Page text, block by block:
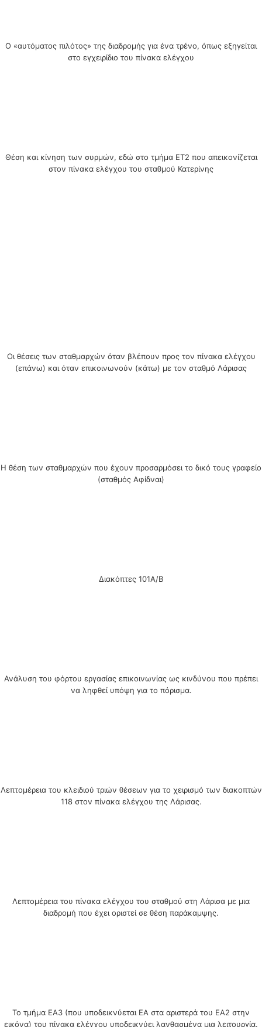
Ο «αυτόματος πιλότος» της διαδρομής για ένα τρένο, όπως εξηγείται
στο εγχειρίδιο του πίνακα ελέγχου
Θέση και κίνηση των συρμών, εδώ στο τμήμα ΕΤ2 που απεικονίζεται
στον πίνακα ελέγχου του σταθμού Κατερίνης
Οι θέσεις των σταθμαρχών όταν βλέπουν προς τον πίνακα ελέγχου
(επάνω) και όταν επικοινωνούν (κάτω) με τον σταθμό Λάρισας
Η θέση των σταθμαρχών που έχουν προσαρμόσει το δικό τους γραφείο
(σταθμός Αφίδναι)
Διακόπτες 101A/B
Ανάλυση του φόρτου εργασίας επικοινωνίας ως κινδύνου που πρέπει
να ληφθεί υπόψη για το πόρισμα.
Λεπτομέρεια του κλειδιού τριών θέσεων για το χειρισμό των διακοπτών
118 στον πίνακα ελέγχου της Λάρισας.
Λεπτομέρεια του πίνακα ελέγχου του σταθμού στη Λάρισα με μια
διαδρομή που έχει οριστεί σε θέση παράκαμψης.
Το τμήμα EA3 (που υποδεικνύεται EA στα αριστερά του EA2 στην
εικόνα) του πίνακα ελέγχου υποδεικνύει λανθασμένα μια λειτουργία.